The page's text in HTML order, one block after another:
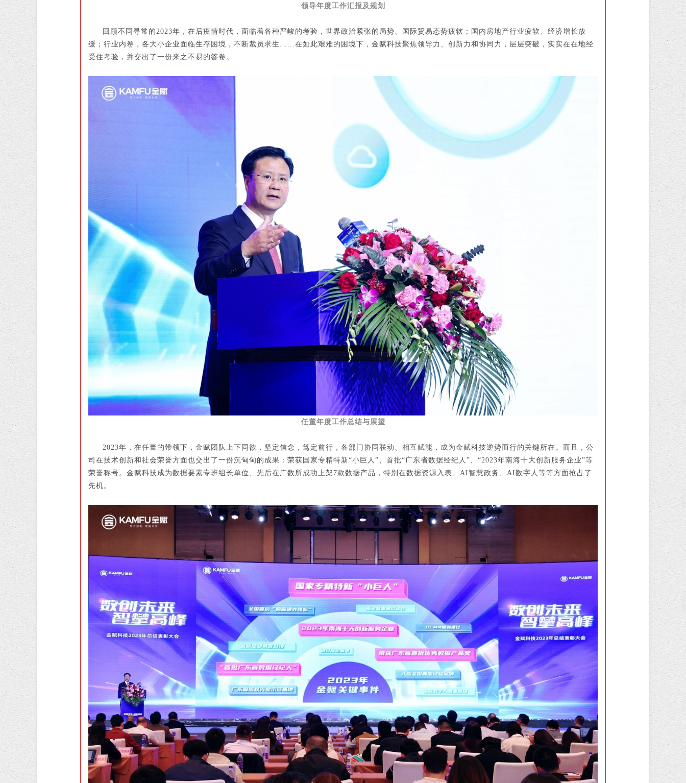
领导年度工作汇报及规划
回顾不同寻常的2023年，在后疫情时代，面临着各种严峻的考验，世界政治紧张的局势、国际贸易态势疲软；国内房地产行业疲软、经济增长放
缓；行业内卷，各大小企业面临生存困境，不断裁员求生......在如此艰难的困境下，金赋科技聚焦领导力、创新力和协同力，层层突破，实实在在地经
受住考验，并交出了一份来之不易的答卷。
任董年度工作总结与展望
2023年，在任董的带领下，金赋团队上下同欲 ，坚定信念，笃定前行，各部门协同联动、相互赋能，成为金赋科技逆势而行的关键所在。而且，公
司在技术创新和社会荣誉方面也交出了一份沉甸甸的成果：荣获国家专精特新“小巨人”、首批“广东省数据经纪人”、“2023年南海十大创新服务企业”等
荣誉称号。金赋科技成为数据要素专班组长单位、先后在广数所成功上架7款数据产品，特别在数据资源入表、AI智慧政务、AI数字人等等方面抢占了
先机。